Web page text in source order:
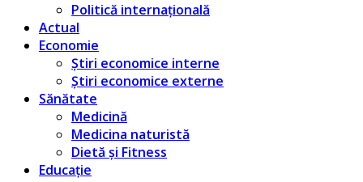
Politică internațională
Actual
Economie
Știri economice interne
Știri economice externe
Sănătate
Medicină
Medicina naturistă
Dietă și Fitness
Educație